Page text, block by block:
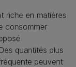
riche en matières
consommer
quantités plus
peuvent